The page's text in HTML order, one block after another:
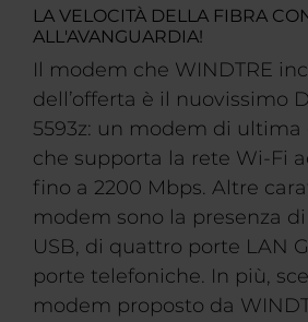
LA VELOCITÀ DELLA FIBRA
ALL'AVANGUARDIA!
Il modem che WINDTRE
dell’offerta è il nuovissimo
5593z: un modem di ultima
che supporta la rete Wi-Fi
fino a 2200 Mbps. Altre
modem sono la presenza
USB, di quattro porte LAN
porte telefoniche. In più,
modem proposto da